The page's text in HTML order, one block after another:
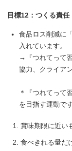
目標12：つくる責
食品ロス削減に
入れています。
→『つれてって
協力、クライア
＊『つれてって
を目指す運動です
賞味期限に近い
食べきれる量だ